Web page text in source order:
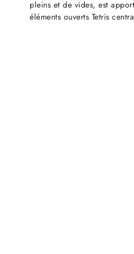
pleins et de vides, est
éléments ouverts Tetris